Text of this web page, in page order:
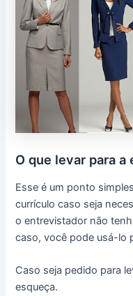
O que levar para
Esse é um ponto
currículo caso seja
o entrevistador não
caso, você pode usá-lo
Caso seja pedido para
esqueça.